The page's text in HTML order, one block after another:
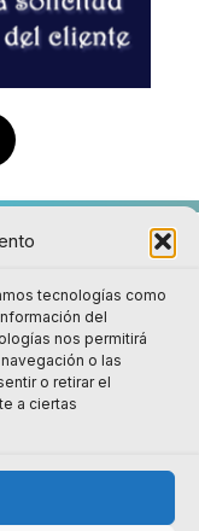
tecnologías como
del
nos permitirá
o las
o retirar el
a ciertas
Política de cookies
de datos